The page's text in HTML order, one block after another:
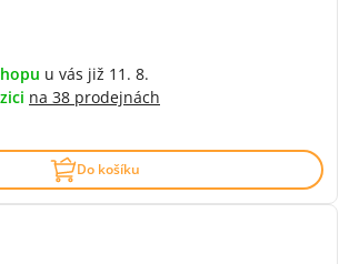
u vás již 11. 8.
na 38 prodejnách
Do košíku